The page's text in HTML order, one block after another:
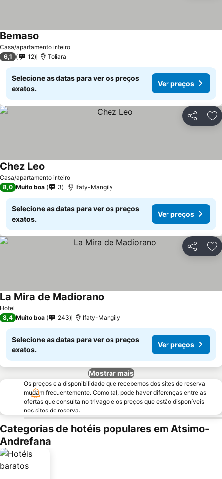
Casa/apartamento inteiro
Bemaso
6,1 12 Toliara
Selecione as datas para ver os preços
exatos.
Ver preços
Partilhar
Casa/apartamento inteiro
Chez Leo
8,0 Muito boa 3 Ifaty-Mangily
Selecione as datas para ver os preços
exatos.
Ver preços
Partilhar
Hotel
La Mira de Madiorano
8,4 Muito boa 243 Ifaty-Mangily
Selecione as datas para ver os preços
exatos.
Ver preços
Mostrar mais
Os preços e a disponibilidade que recebemos dos sites de reserva
mudam frequentemente. Como tal, pode haver diferenças entre as
ofertas que consulta no trivago e os preços que estão disponíveis
nos sites de reserva.
Categorias de hotéis populares em Atsimo-
Andrefana